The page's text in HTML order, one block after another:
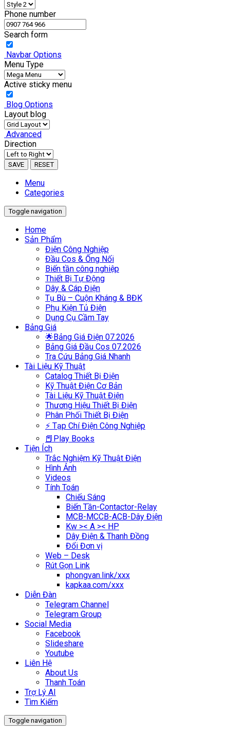
Phone number
Search form
Navbar Options
Menu Type
Active sticky menu
Blog Options
Layout blog
Advanced
Direction
SAVE RESET
Menu
Categories
Toggle navigation
Home
Sản Phẩm
Điện Công Nghiệp
Đầu Cos & Ống Nối
Biến tần công nghiệp
Thiết Bị Tự Động
Dây & Cáp Điện
Tụ Bù – Cuộn Kháng & BĐK
Phụ Kiện Tủ Điện
Dụng Cụ Cầm Tay
Bảng Giá
🌟Bảng Giá Điện 07.2026
Bảng Giá Đầu Cos 07.2026
Tra Cứu Bảng Giá Nhanh
Tài Liệu Kỹ Thuật
Catalog Thiết Bị Điện
Kỹ Thuật Điện Cơ Bản
Tài Liệu Kỹ Thuật Điện
Thương Hiệu Thiết Bị Điện
Phân Phối Thiết Bị Điện
⚡ Tạp Chí Điện Công Nghiệp
📕Play Books
Tiện Ích
Trắc Nghiệm Kỹ Thuật Điện
Hình Ảnh
Videos
Tính Toán
Chiếu Sáng
Biến Tần-Contactor-Relay
MCB-MCCB-ACB-Dây Điện
Kw >< A >< HP
Dây Điện & Thanh Đồng
Đổi Đơn vị
Web – Desk
Rút Gọn Link
phongvan.link/xxx
kapkaa.com/xxx
Diễn Đàn
Telegram Channel
Telegram Group
Social Media
Facebook
Slideshare
Youtube
Liên Hệ
About Us
Thanh Toán
Trợ Lý AI
Tìm Kiếm
Toggle navigation